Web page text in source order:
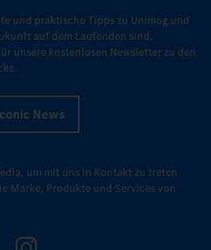
und praktische Tipps zu Unimog und
auf dem Laufenden sind,
unsere kostenlosen Newsletter zu den
News
um mit uns in Kontakt zu treten
Marke, Produkte und Services von